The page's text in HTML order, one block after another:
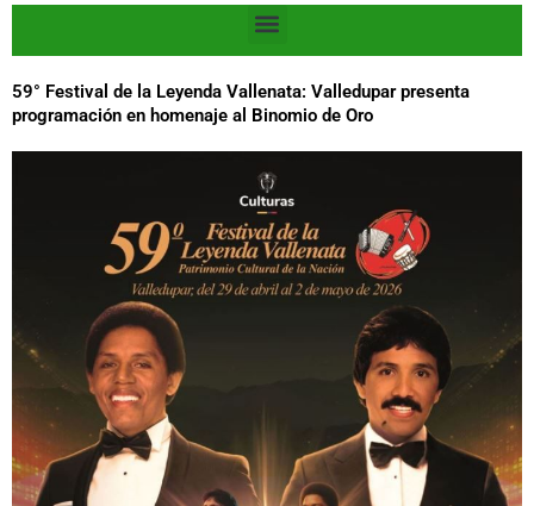
Menu
59° Festival de la Leyenda Vallenata: Valledupar presenta
programación en homenaje al Binomio de Oro